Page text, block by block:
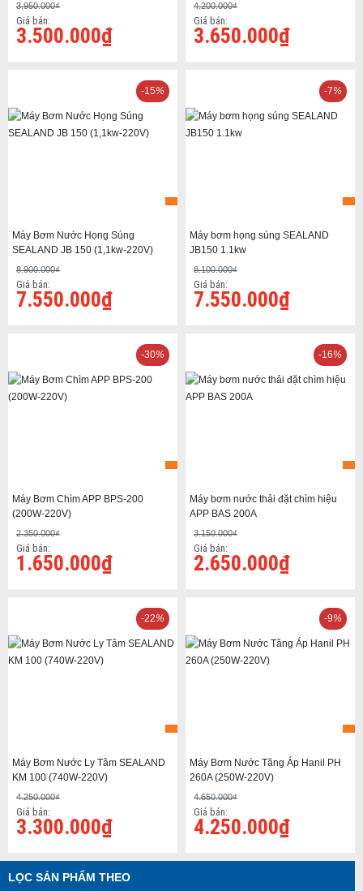
3.950.000₫
Giá bán:
3.500.000₫
4.200.000₫
Giá bán:
3.650.000₫
Máy Bơm Nước Họng Súng
SEALAND JB 150 (1,1kw-220V)
8.900.000₫
Giá bán:
7.550.000₫
-15%
Máy bơm họng súng SEALAND
JB150 1.1kw
8.100.000₫
Giá bán:
7.550.000₫
-7%
Máy Bơm Chìm APP BPS-200
(200W-220V)
2.350.000₫
Giá bán:
1.650.000₫
-30%
Máy bơm nước thải đặt chìm hiệu
APP BAS 200A
3.150.000₫
Giá bán:
2.650.000₫
-16%
Máy Bơm Nước Ly Tâm SEALAND
KM 100 (740W-220V)
4.250.000₫
Giá bán:
3.300.000₫
-22%
Máy Bơm Nước Tăng Áp Hanil PH
260A (250W-220V)
4.650.000₫
Giá bán:
4.250.000₫
-9%
LỌC SẢN PHẨM THEO